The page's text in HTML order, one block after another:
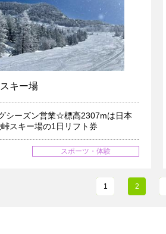
キー場
シーズン営業☆標高2307mは日本
スキー場の1日リフト券
スポーツ・体験
1 2